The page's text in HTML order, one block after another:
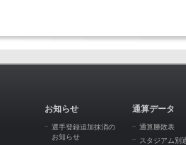
お知らせ
選手登録追加抹消の
お知らせ
通算データ
通算勝敗表
スタジアム別